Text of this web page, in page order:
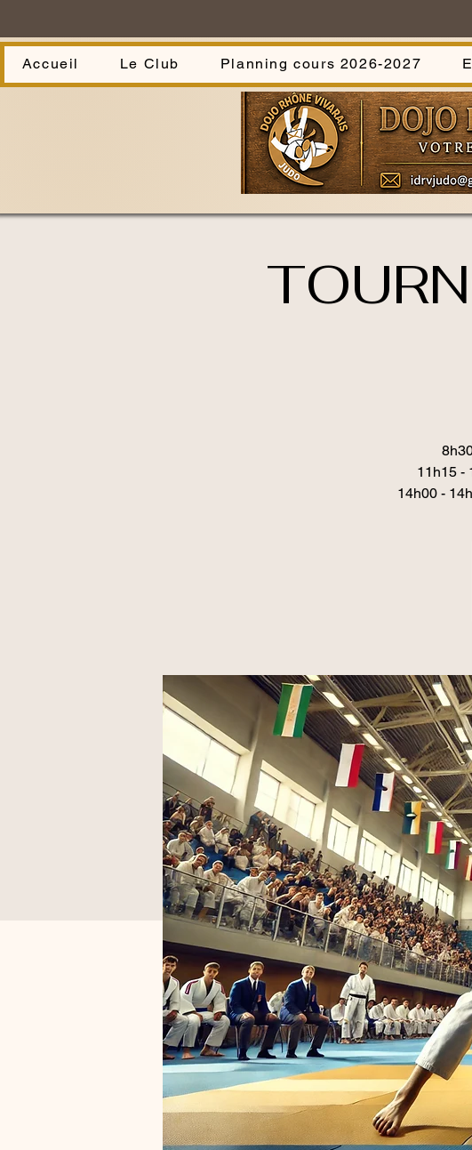
Accueil Le Club Planning cours 2026-2027
11h15 -
14h00 -